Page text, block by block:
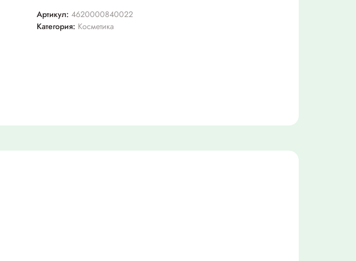
30г
Артикул: 4620000840022
Категория: Косметика